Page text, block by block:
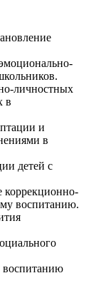
личностных
в
и
в
детей с
коррекционно-
воспитанию.
воспитанию